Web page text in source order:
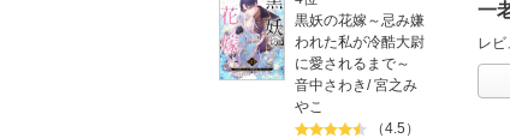
黒妖の花嫁～忌み嫌
われた私が冷酷大尉
に愛されるまで～
音中さわき/宮之み
やこ
（4.5）
一
レビ